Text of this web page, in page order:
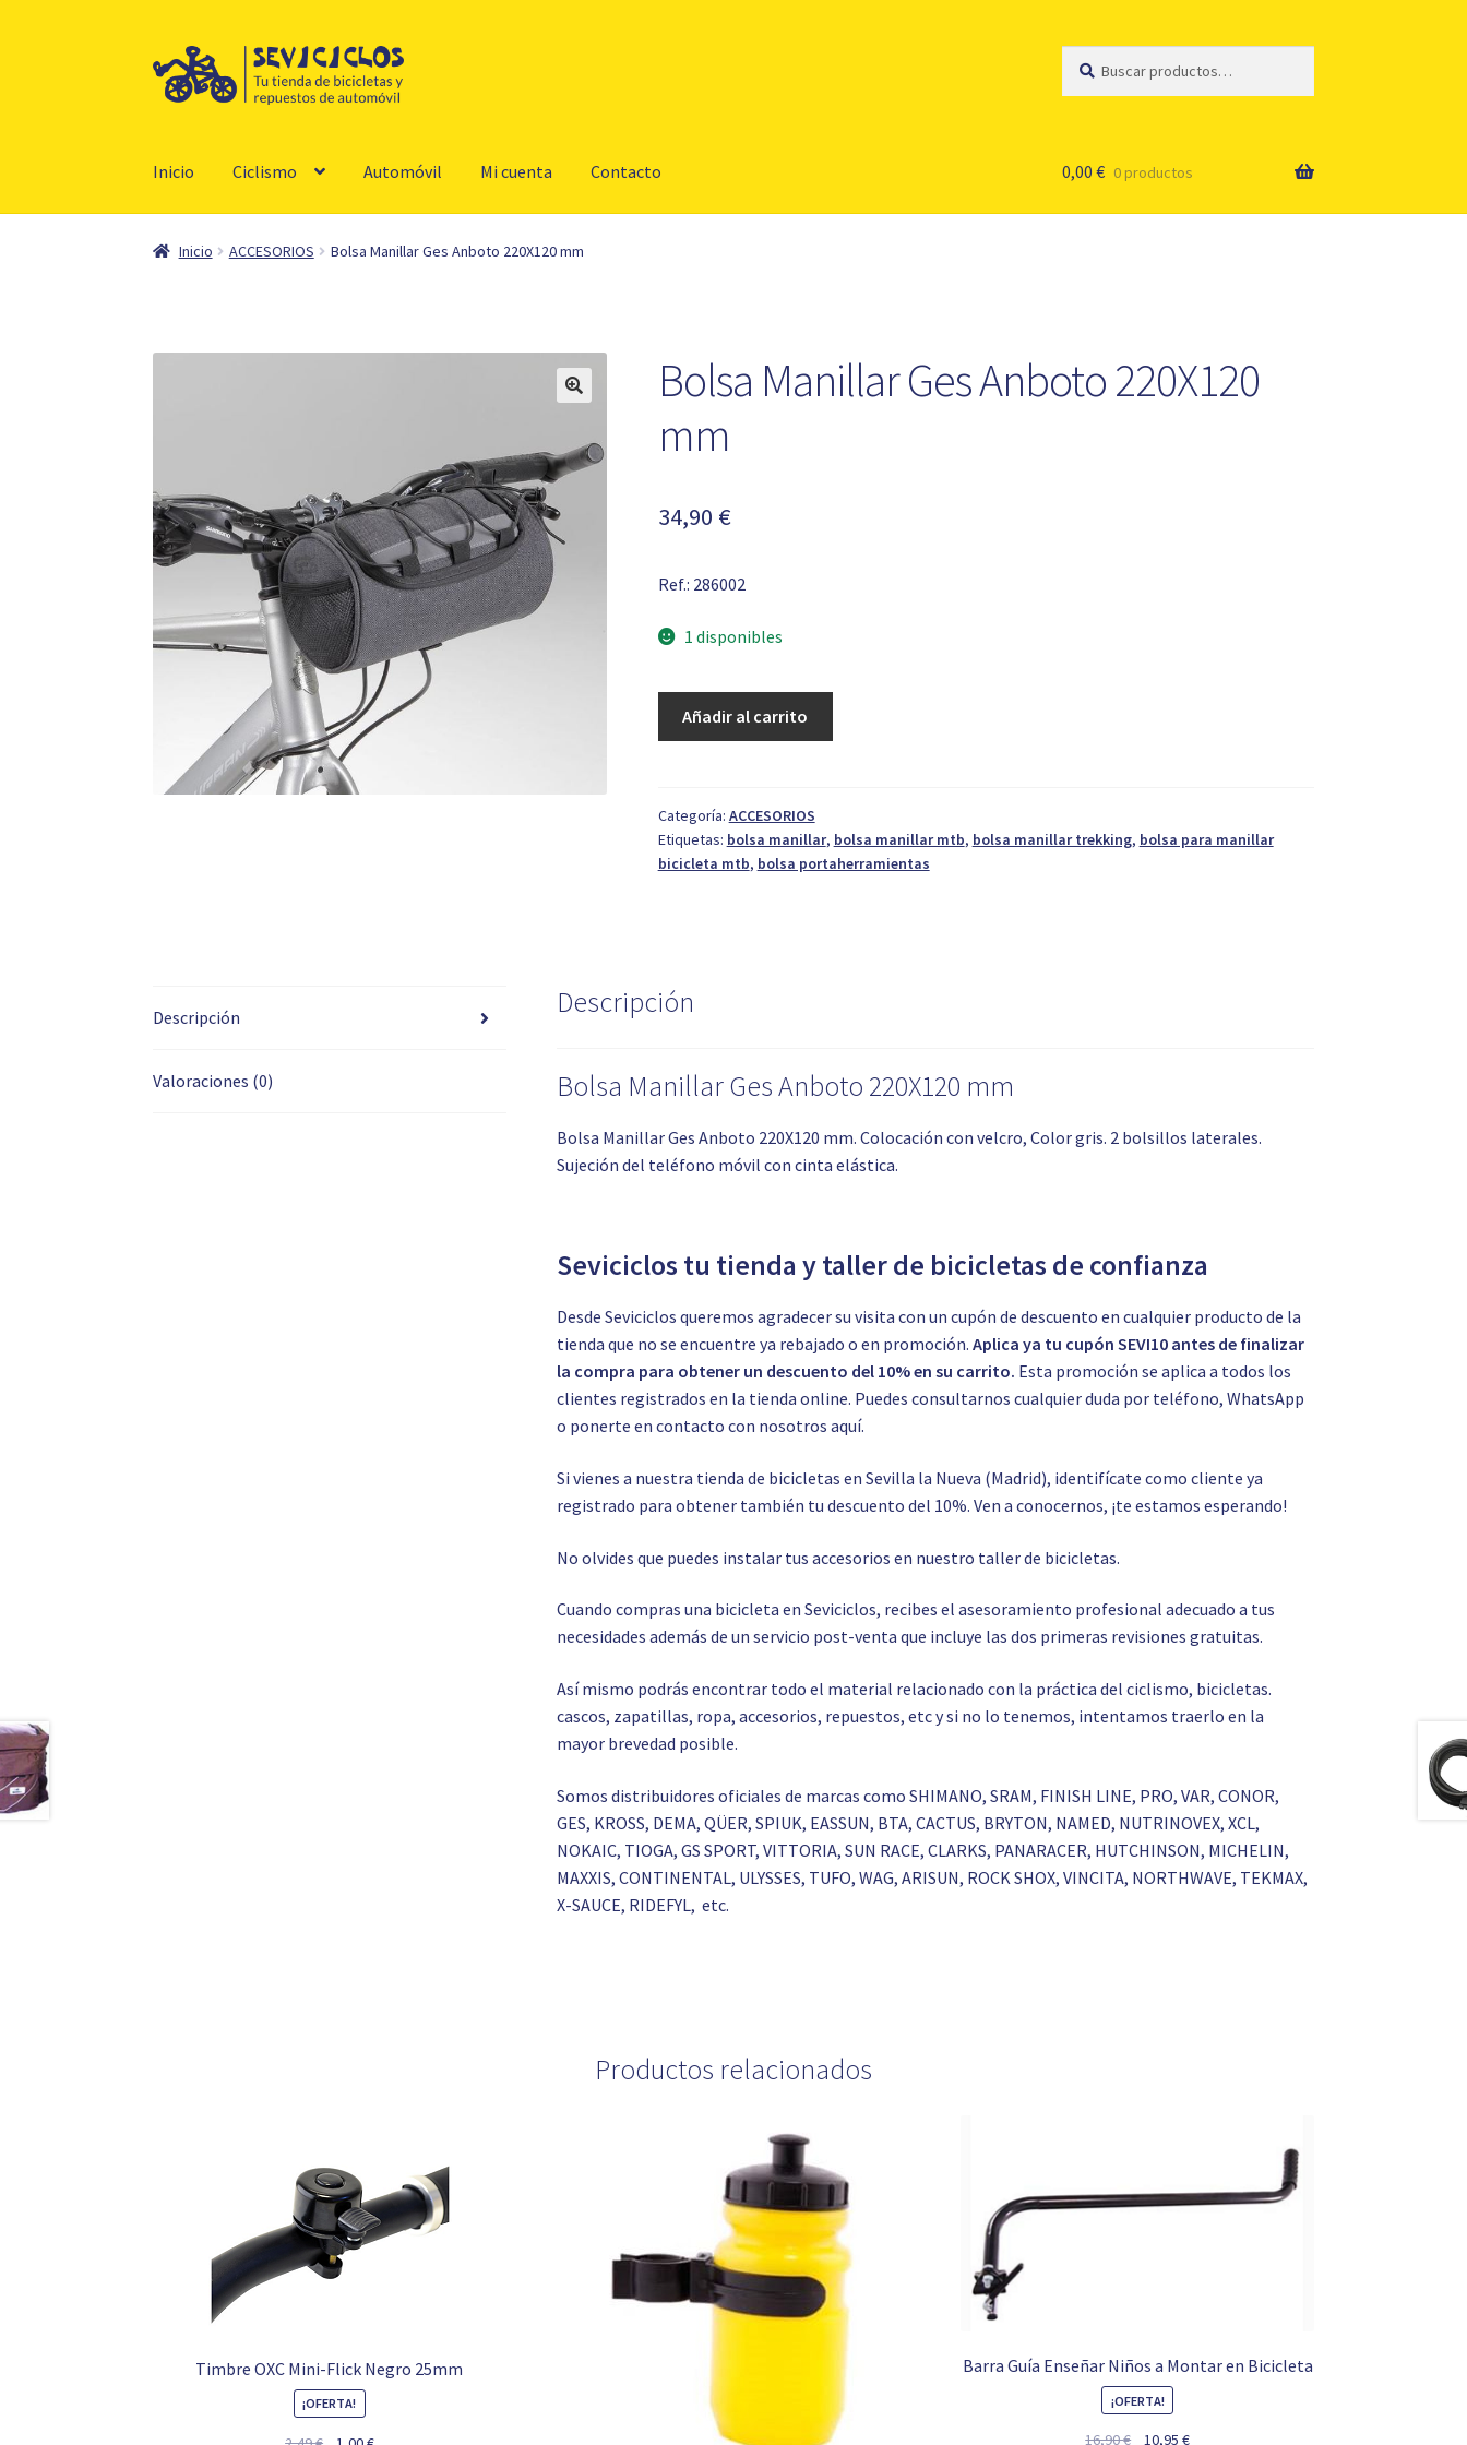
Ir
a
Ir
al
por:
Inicio Ciclismo Automóvil Mi cuenta Contacto 0,00 € 0 productos
Inicio ACCESORIOS Bolsa Manillar Ges Anboto 220X120 mm
Bolsa Manillar Ges Anboto 220X120
mm
34,90 €
Ref.: 286002
1 disponibles
220X120
mm
cantidad
Añadir al carrito
Categoría: ACCESORIOS
Etiquetas: bolsa manillar, bolsa manillar mtb, bolsa manillar trekking, bolsa para manillar
bicicleta mtb, bolsa portaherramientas
Descripción
Valoraciones (0)
Descripción
Bolsa Manillar Ges Anboto 220X120 mm
Bolsa Manillar Ges Anboto 220X120 mm. Colocación con velcro, Color gris. 2 bolsillos laterales.
Sujeción del teléfono móvil con cinta elástica.
Seviciclos tu tienda y taller de bicicletas de confianza
Desde Seviciclos queremos agradecer su visita con un cupón de descuento en cualquier producto de la
tienda que no se encuentre ya rebajado o en promoción.Aplica ya tu cupón SEVI10 antes de finalizar
la compra para obtener un descuento del 10% en su carrito. Esta promoción se aplica a todos los
clientes registrados en la tienda online. Puedes consultarnos cualquier duda por teléfono, WhatsApp
o ponerte en contacto con nosotrosaquí.
Si vienes a nuestra tienda de bicicletas en Sevilla la Nueva (Madrid), identifícate como cliente ya
registrado para obtener también tu descuento del 10%. Ven a conocernos, ¡te estamos esperando!
No olvides que puedes instalar tus accesorios en nuestro taller de bicicletas.
Cuando compras una bicicleta en Seviciclos, recibes el asesoramiento profesional adecuado a tus
necesidades además de un servicio post-venta que incluye las dos primeras revisiones gratuitas.
Así mismo podrás encontrar todo el material relacionado con la práctica del ciclismo, bicicletas.
cascos, zapatillas, ropa, accesorios, repuestos, etc y si no lo tenemos, intentamos traerlo en la
mayor brevedad posible.
Somos distribuidores oficiales de marcas como SHIMANO, SRAM, FINISH LINE, PRO, VAR, CONOR,
GES, KROSS, DEMA, QÜER, SPIUK, EASSUN, BTA, CACTUS, BRYTON, NAMED, NUTRINOVEX, XCL,
NOKAIC, TIOGA, GS SPORT, VITTORIA, SUN RACE, CLARKS, PANARACER, HUTCHINSON, MICHELIN,
MAXXIS, CONTINENTAL, ULYSSES, TUFO, WAG, ARISUN, ROCK SHOX, VINCITA, NORTHWAVE, TEKMAX,
X-SAUCE, RIDEFYL, etc.
Productos relacionados
Timbre OXC Mini-Flick Negro 25mm
¡OFERTA!
Barra Guía Enseñar Niños a Montar en Bicicleta
¡OFERTA!
16,90€ 10,95 €El